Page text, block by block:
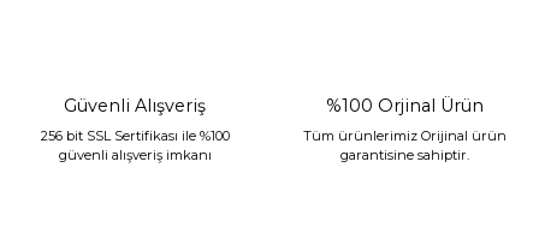
Güvenli Alışveriş
256 bit SSL Sertifikası ile %100
güvenli alışveriş imkanı
%100 Orjinal Ürün
Tüm ürünlerimiz Orijinal ürün
garantisine sahiptir.